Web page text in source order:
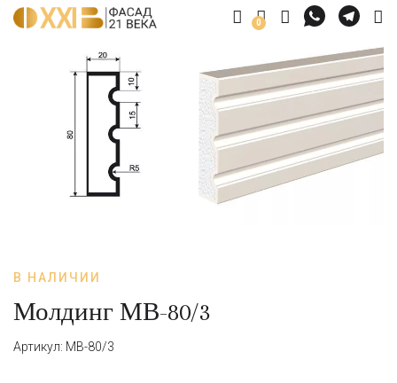
0
В НАЛИЧИИ
Молдинг МВ-80/3
Артикул: МВ-80/3